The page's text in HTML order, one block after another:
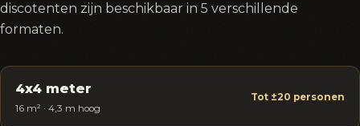
discotenten zijn beschikbaar in 5 verschillende
formaten.
4x4 meter
16 m² · 4,3 m hoog
Tot ±20 personen